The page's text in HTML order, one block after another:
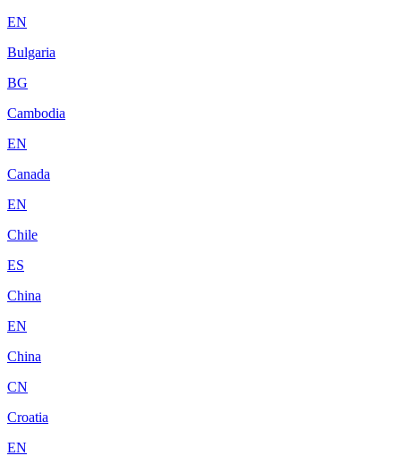
EN
Bulgaria
BG
Cambodia
EN
Canada
EN
Chile
ES
China
EN
China
CN
Croatia
EN